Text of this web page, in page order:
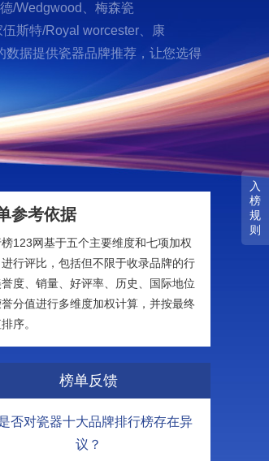
入
榜
规
则
/Wedgwood、梅森瓷
斯特/Royal worcester、康
据提供瓷器品牌推荐，让您选得
参考依据
123网基于五个主要维度和七项加权
行评比，包括但不限于收录品牌的行
度、销量、好评率、历史、国际地位
分值进行多维度加权计算，并按最终
序。
榜单反馈
否对瓷器十大品牌排行榜存在异
议？